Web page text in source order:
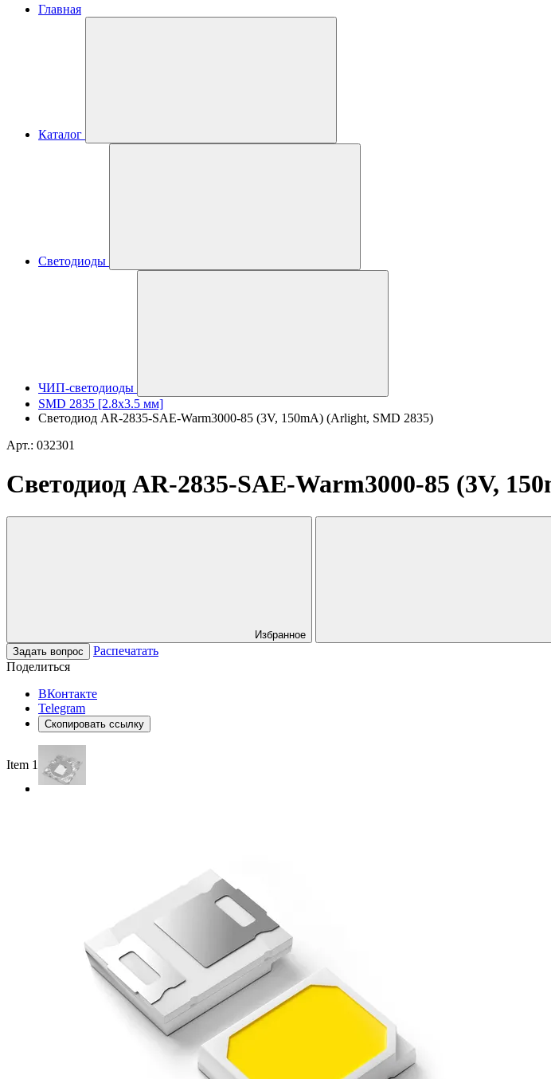
Главная
Каталог
Светодиоды
ЧИП-светодиоды
SMD 2835 [2.8x3.5 мм]
Светодиод AR-2835-SAE-Warm3000-85 (3V, 150mA) (Arlight, SMD 2835)
Арт.: 032301
Светодиод AR-2835-SAE-Warm3000-85 (3V,
Избранное
Задать вопрос
Распечатать
Поделиться
ВКонтакте
Telegram
Скопировать ссылку
Item 1 of 2